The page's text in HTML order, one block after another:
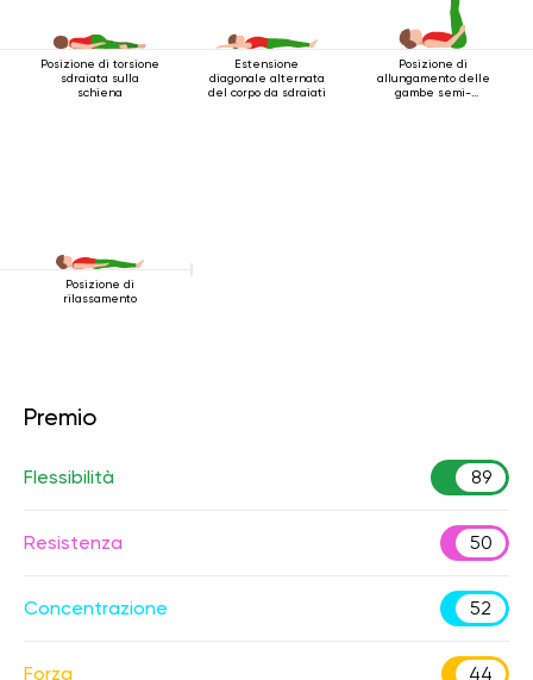
Posizione di torsione
sdraiata sulla
schiena
Estensione
diagonale alternata
del corpo da sdraiati
Posizione di
allungamento delle
gambe semi-
Posizione di
rilassamento
Premio
Flessibilità 89
Resistenza 50
Concentrazione 52
Forza 44